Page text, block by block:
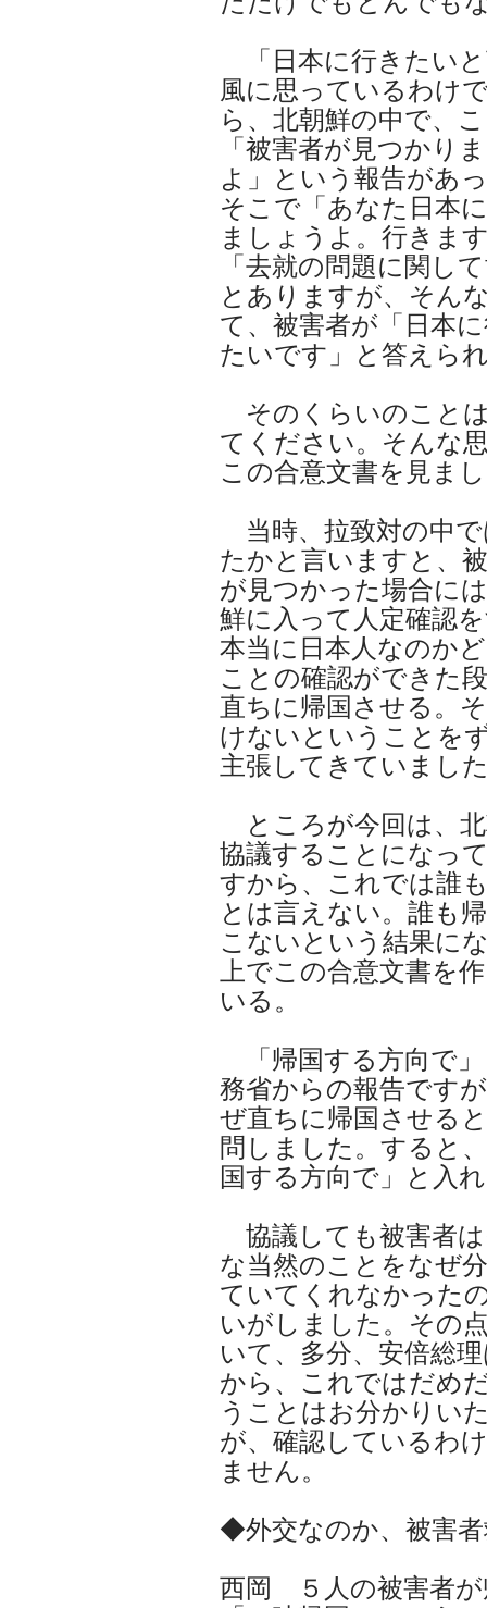
「日本に行きたい
風に思っているわけ
ら、北朝鮮の中で、
「被害者が見つかり
よ」という報告があ
そこで「あなた日本
ましょうよ。行きま
「去就の問題に関し
とありますが、そん
て、被害者が「日本
たいです」と答えら
そのくらいのこと
てください。そんな
この合意文書を見ま
当時、拉致対の中
たかと言いますと、
が見つかった場合に
鮮に入って人定確認
本当に日本人なのか
ことの確認ができた
直ちに帰国させる。
けないということを
主張してきていまし
ところが今回は、
協議することになっ
すから、これでは誰
とは言えない。誰も
こないという結果に
上でこの合意文書を
いる。
「帰国する方向で
務省からの報告です
ぜ直ちに帰国させる
問しました。すると
国する方向で」と入
協議しても被害者
な当然のことをなぜ
ていてくれなかった
いがしました。その
いて、多分、安倍総
から、これではだめ
うことはお分かりい
が、確認しているわ
ません。
◆外交なのか、被害
西岡 ５人の被害者が